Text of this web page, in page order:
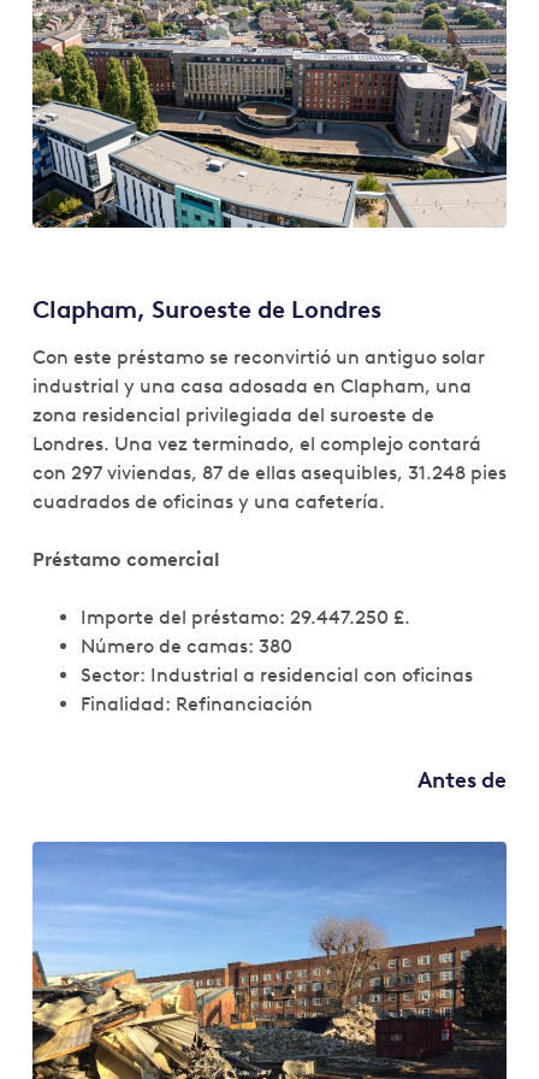
Clapham, Suroeste de Londres
Con este préstamo se reconvirtió un antiguo solar
industrial y una casa adosada en Clapham, una
zona residencial privilegiada del suroeste de
Londres. Una vez terminado, el complejo contará
con 297 viviendas, 87 de ellas asequibles, 31.248 pies
cuadrados de oficinas y una cafetería.
Préstamo comercial
Importe del préstamo: 29.447.250 £.
Número de camas: 380
Sector: Industrial a residencial con oficinas
Finalidad: Refinanciación
Antes de